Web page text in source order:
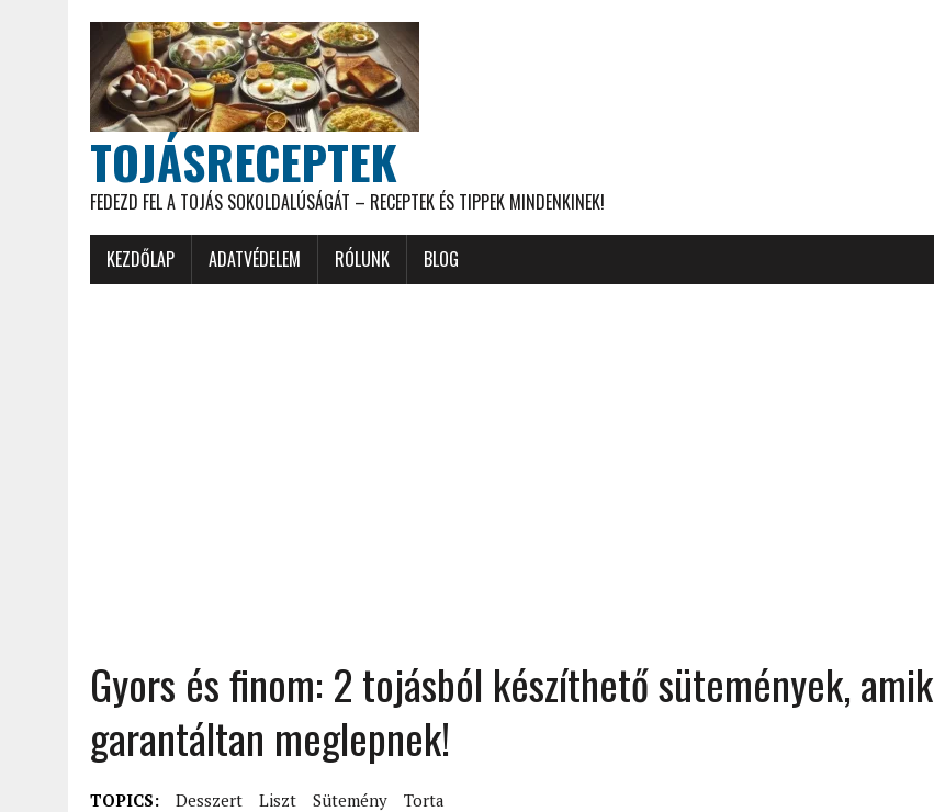
TOJÁSRECEPTEK
FEDEZD FEL A TOJÁS SOKOLDALÚSÁGÁT – RECEPTEK ÉS TIPPEK MINDENKINEK!
KEZDŐLAP ADATVÉDELEM RÓLUNK BLOG
Gyors és finom: 2 tojásból készíthető sütemények, amik
garantáltan meglepnek!
TOPICS: Desszert Liszt Sütemény Torta